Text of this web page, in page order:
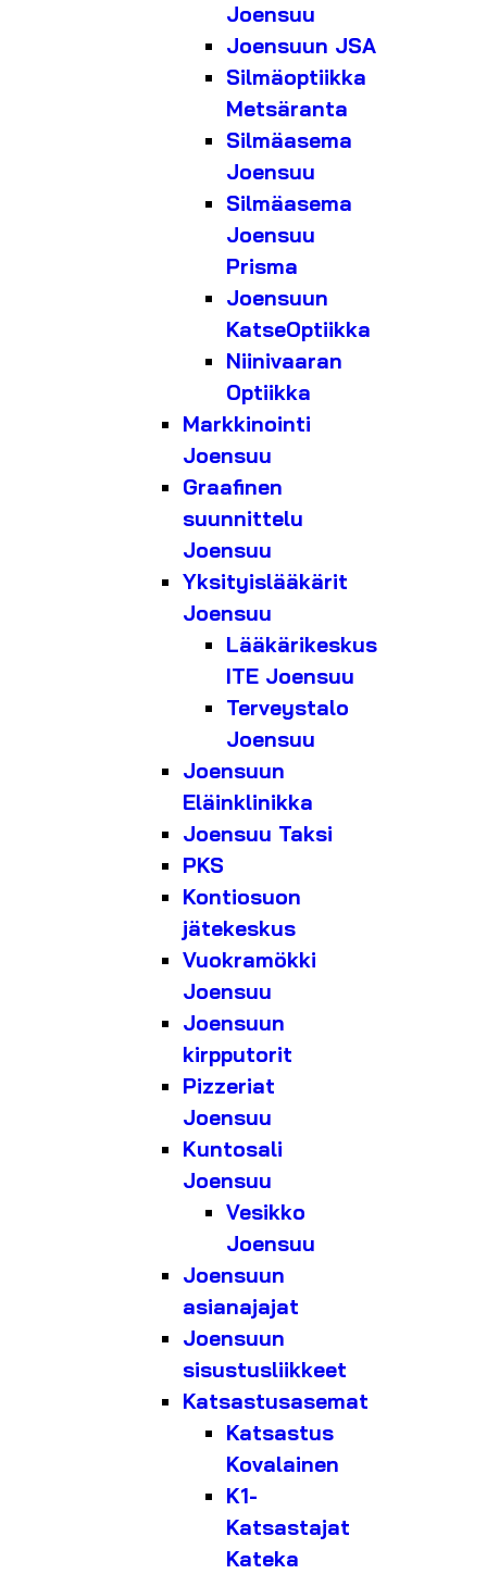
Joensuu
Joensuun JSA
Silmäoptiikka
Metsäranta
Silmäasema
Joensuu
Silmäasema
Joensuu
Prisma
Joensuun
KatseOptiikka
Niinivaaran
Optiikka
Markkinointi
Joensuu
Graafinen
suunnittelu
Joensuu
Yksityislääkärit
Joensuu
Lääkärikeskus
ITE Joensuu
Terveystalo
Joensuu
Joensuun
Eläinklinikka
Joensuu Taksi
PKS
Kontiosuon
jätekeskus
Vuokramökki
Joensuu
Joensuun
kirpputorit
Pizzeriat
Joensuu
Kuntosali
Joensuu
Vesikko
Joensuu
Joensuun
asianajajat
Joensuun
sisustusliikkeet
Katsastusasemat
Katsastus
Kovalainen
K1-
Katsastajat
Kateka